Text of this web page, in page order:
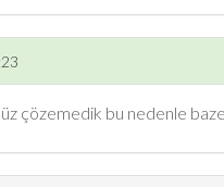
çözemedik bu nedenle